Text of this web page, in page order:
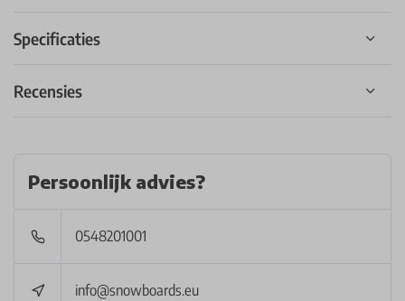
Specificaties
Recensies
Persoonlijk advies?
0548201001
info@snowboards.eu